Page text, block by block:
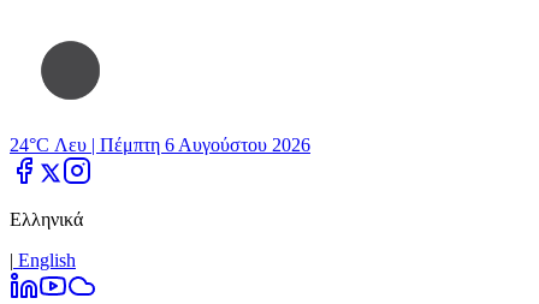
24°C Λευ | Πέμπτη 6 Αυγούστου 2026
Ελληνικά
| Εnglish